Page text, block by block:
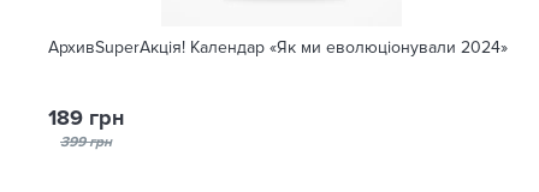
АрхивSuperАкція! Календар «Як ми еволюціонували 2024»
189 грн
399 грн